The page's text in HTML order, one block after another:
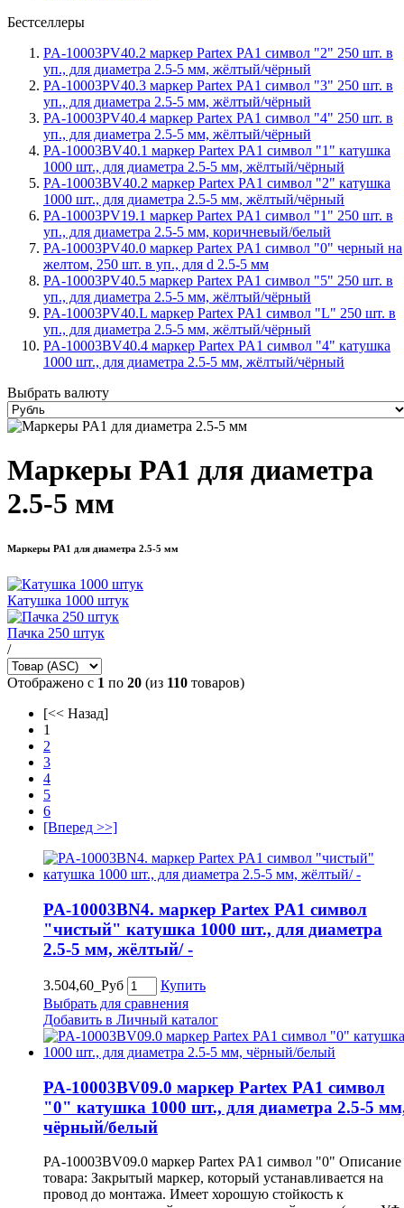
Бестселлеры
PA-10003PV40.2 маркер Partex PA1 символ "2" 250 шт. в
уп., для диаметра 2.5-5 мм, жёлтый/чёрный
PA-10003PV40.3 маркер Partex PA1 символ "3" 250 шт. в
уп., для диаметра 2.5-5 мм, жёлтый/чёрный
PA-10003PV40.4 маркер Partex PA1 символ "4" 250 шт. в
уп., для диаметра 2.5-5 мм, жёлтый/чёрный
PA-10003BV40.1 маркер Partex PA1 символ "1" катушка
1000 шт., для диаметра 2.5-5 мм, жёлтый/чёрный
PA-10003BV40.2 маркер Partex PA1 символ "2" катушка
1000 шт., для диаметра 2.5-5 мм, жёлтый/чёрный
PA-10003PV19.1 маркер Partex PA1 символ "1" 250 шт. в
уп., для диаметра 2.5-5 мм, коричневый/белый
PA-10003PV40.0 маркер Partex PA1 символ "0" черный на
желтом, 250 шт. в уп., для d 2.5-5 мм
PA-10003PV40.5 маркер Partex PA1 символ "5" 250 шт. в
уп., для диаметра 2.5-5 мм, жёлтый/чёрный
PA-10003PV40.L маркер Partex PA1 символ "L" 250 шт. в
уп., для диаметра 2.5-5 мм, жёлтый/чёрный
PA-10003BV40.4 маркер Partex PA1 символ "4" катушка
1000 шт., для диаметра 2.5-5 мм, жёлтый/чёрный
Выбрать валюту
Маркеры PA1 для диаметра
2.5-5 мм
Маркеры PA1 для диаметра 2.5-5 мм
Катушка 1000 штук
Пачка 250 штук
/
Отображено с 1 по 20 (из 110 товаров)
[<< Назад]
1
2
3
4
5
6
[Вперед >>]
PA-10003BN4. маркер Partex PA1 символ
"чистый" катушка 1000 шт., для диаметра
2.5-5 мм, жёлтый/ -
3.504,60_Руб
Купить
Выбрать для сравнения
Добавить в Личный каталог
PA-10003BV09.0 маркер Partex PA1 символ
"0" катушка 1000 шт., для диаметра 2.5-5
чёрный/белый
PA-10003BV09.0 маркер Partex PA1 символ "0" Описание
товара: Закрытый маркер, который устанавливается на
провод до монтажа. Имеет хорошую стойкость к